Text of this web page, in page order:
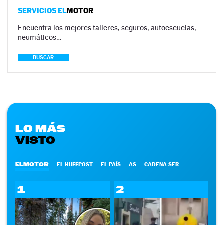
SERVICIOS ELMOTOR
Encuentra los mejores talleres, seguros, autoescuelas,
neumáticos…
BUSCAR
LO MÁS
VISTO
ELMOTOR EL HUFFPOST EL PAÍS AS CADENA SER
1 2